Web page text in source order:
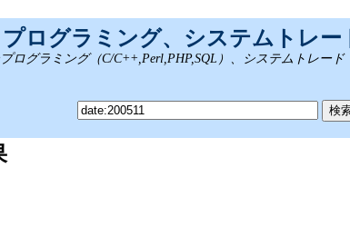
ログラミング、システムトレー
ログラミング（C/C++,Perl,PHP,SQL）、システムトレー